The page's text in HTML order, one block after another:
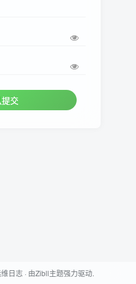
交
日志· 由Zibll主题强力驱动.